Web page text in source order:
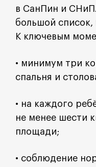
в СанПин и
большой
К ключевым
• минимум три
спальня и
• на каждого
не менее шести
площади;
• соблюдение